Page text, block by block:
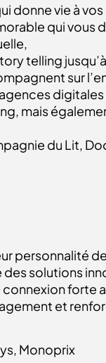
donne vie à
qui vous
telling
sur
digitales
mais
du Lit,
personnalité
solutions
forte
et
Monoprix